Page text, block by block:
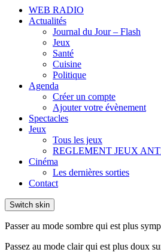
WEB RADIO
Actualités
Journal du Jour – Flash
Jeux
Santé
Cuisine
Politique
Agenda
Créer un compte
Ajouter votre évènement
Spectacles
Jeux
Tous les jeux
REGLEMENT JEUX
Cinéma
Les dernières sorties
Contact
Switch skin
Passer au mode sombre qui est plus
Passez au mode clair qui est plus doux